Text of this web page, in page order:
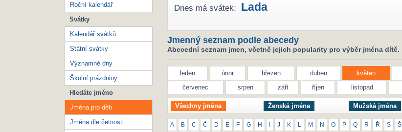
Dnes má svátek: Lada
Jmenný seznam podle abecedy
Abecední seznam jmen, včetně jejich popularity pro výběr jména dítě.
leden únor březen duben květen
červenec
srpen září říjen listopad
Všechny jména Ženská jména Mužská jména
A B C Č D E F G H J K M N O P Q R Ř S Š
Roční kalendář
Svátky
Kalendář svátků
Státní svátky
Významné dny
Školní prázdniny
Hledáte jméno
Jména pro děti
Jména dle četnosti